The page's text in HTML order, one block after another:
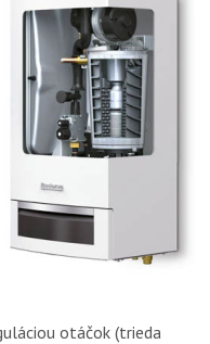
otáčok (trieda